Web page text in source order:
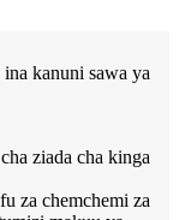
kanuni sawa ya
ziada cha kinga
za chemchemi za